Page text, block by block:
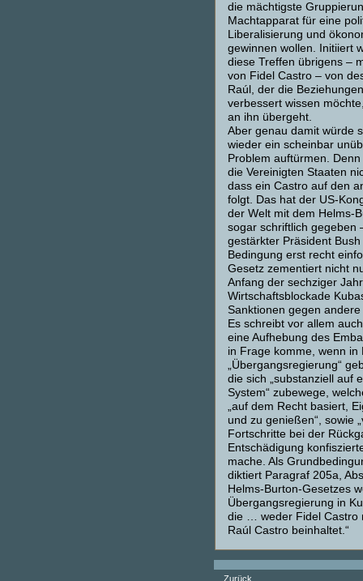
die mächtigste
Machtapparat für eine
Liberalisierung und
gewinnen wollen. Initiiert
diese Treffen übrigens –
von Fidel Castro – von
Raúl, der die
verbessert wissen
an ihn übergeht.
Aber genau damit würde
wieder ein scheinbar
Problem auftürmen.
die Vereinigten Staaten
dass ein Castro auf den
folgt. Das hat der US-
der Welt mit dem Helms-
sogar schriftlich gegeben
gestärkter Präsident
Bedingung erst recht
Gesetz zementiert nicht
Anfang der sechziger
Wirtschaftsblockade
Sanktionen gegen andere
Es schreibt vor allem
eine Aufhebung des
in Frage komme, wenn in
„Übergangsregierung“
die sich „substanziell auf
System“ zubewege,
„auf dem Recht basiert,
und zu genießen“, sowie
Fortschritte bei der
Entschädigung
mache. Als
diktiert Paragraf 205a,
Helms-Burton-Gesetzes
Übergangsregierung in
die … weder Fidel Castro
Raúl Castro beinhaltet.“
Zurück